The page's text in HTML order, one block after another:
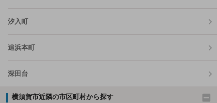
汐入町
追浜本町
深田台
横須賀市近隣の市区町村から探す